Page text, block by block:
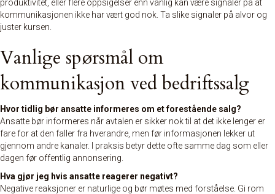
produktivitet, eller flere oppsigelser enn vanlig kan være signaler på at
kommunikasjonen ikke har vært god nok. Ta slike signaler på alvor og
juster kursen.
Vanlige spørsmål om
kommunikasjon ved bedriftssalg
Hvor tidlig bør ansatte informeres om et forestående salg?
Ansatte bør informeres når avtalen er sikker nok til at det ikke lenger er
fare for at den faller fra hverandre, men før informasjonen lekker ut
gjennom andre kanaler. I praksis betyr dette ofte samme dag som eller
dagen før offentlig annonsering.
Hva gjør jeg hvis ansatte reagerer negativt?
Negative reaksjoner er naturlige og bør møtes med forståelse. Gi rom